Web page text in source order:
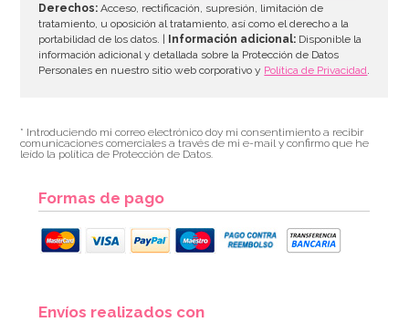
Derechos: Acceso, rectificación, supresión, limitación de
tratamiento, u oposición al tratamiento, así como el derecho a la
portabilidad de los datos. |
Información adicional: Disponible la
información adicional y detallada sobre la Protección de Datos
Personales en nuestro sitio web corporativo y Política de Privacidad.
* Introduciendo mi correo electrónico doy mi consentimiento a recibir
comunicaciones comerciales a través de mi e-mail y confirmo que he
leído la política de Protección de Datos.
Formas de pago
Envíos realizados con